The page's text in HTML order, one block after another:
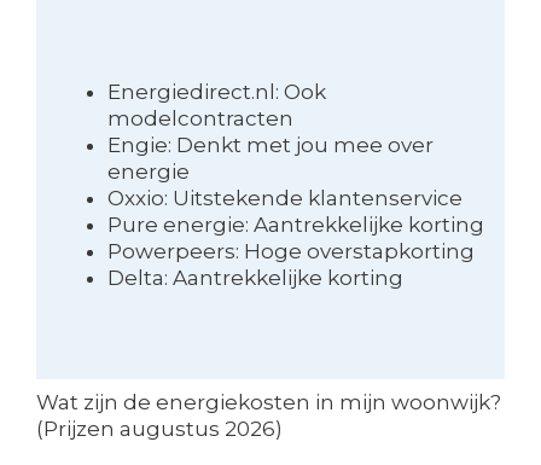
Energiedirect.nl: Ook
modelcontracten
Engie: Denkt met jou mee over
energie
Oxxio: Uitstekende klantenservice
Pure energie: Aantrekkelijke korting
Powerpeers: Hoge overstapkorting
Delta: Aantrekkelijke korting
Wat zijn de energiekosten in mijn woonwijk?
(Prijzen augustus 2026)